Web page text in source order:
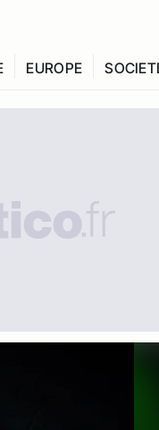
EUROPE